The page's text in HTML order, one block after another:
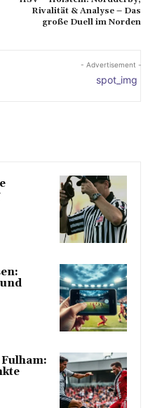
Rivalität & Analyse – Das
große Duell im Norden
- Advertisement -